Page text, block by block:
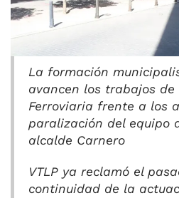
La formación
avancen los trabajos
Ferroviaria frente a los
paralización del equipo
alcalde Carnero
VTLP ya reclamó el
continuidad de la